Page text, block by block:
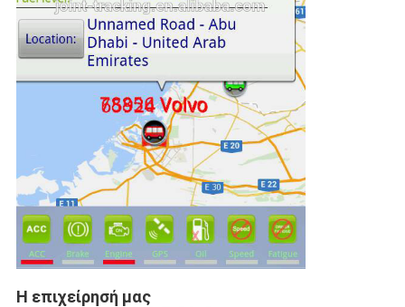
Η επιχείρησή μας